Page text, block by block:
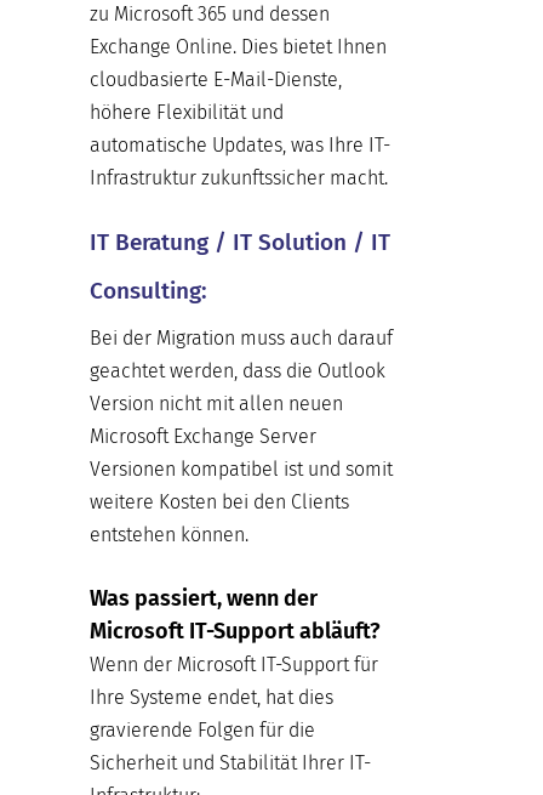
zu Microsoft 365 und dessen
Exchange Online. Dies bietet Ihnen
cloudbasierte E-Mail-Dienste,
höhere Flexibilität und
automatische Updates, was Ihre IT-
Infrastruktur zukunftssicher macht.
IT Beratung / IT Solution / IT
Consulting:
Bei der Migration muss auch darauf
geachtet werden, dass die Outlook
Version nicht mit allen neuen
Microsoft Exchange Server
Versionen kompatibel ist und somit
weitere Kosten bei den Clients
entstehen können.
Was passiert, wenn der
Microsoft IT-Support abläuft?
Wenn der Microsoft IT-Support für
Ihre Systeme endet, hat dies
gravierende Folgen für die
Sicherheit und Stabilität Ihrer IT-